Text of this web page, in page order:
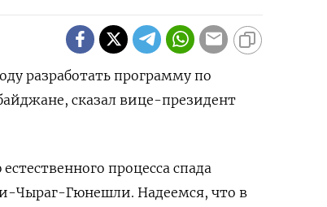
разработать программу по
сказал вице-президент
процесса спада
Чыраг-Гюнешли. Надеемся, что в